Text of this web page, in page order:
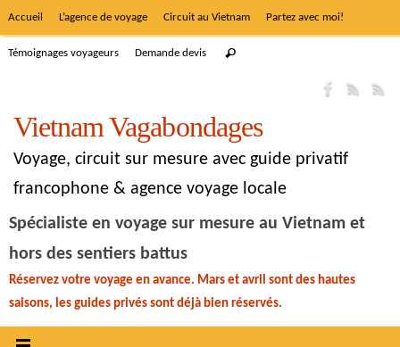
Accueil L’agence de voyage Circuit au Vietnam Partez avec moi!
Témoignages voyageurs Demande devis
Vietnam Vagabondages
Voyage, circuit sur mesure avec guide privatif
francophone & agence voyage locale
Spécialiste en voyage sur mesure au Vietnam et
hors des sentiers battus
Réservez votre voyage en avance. Mars et avril sont des hautes
saisons, les guides privés sont déjà bien réservés.